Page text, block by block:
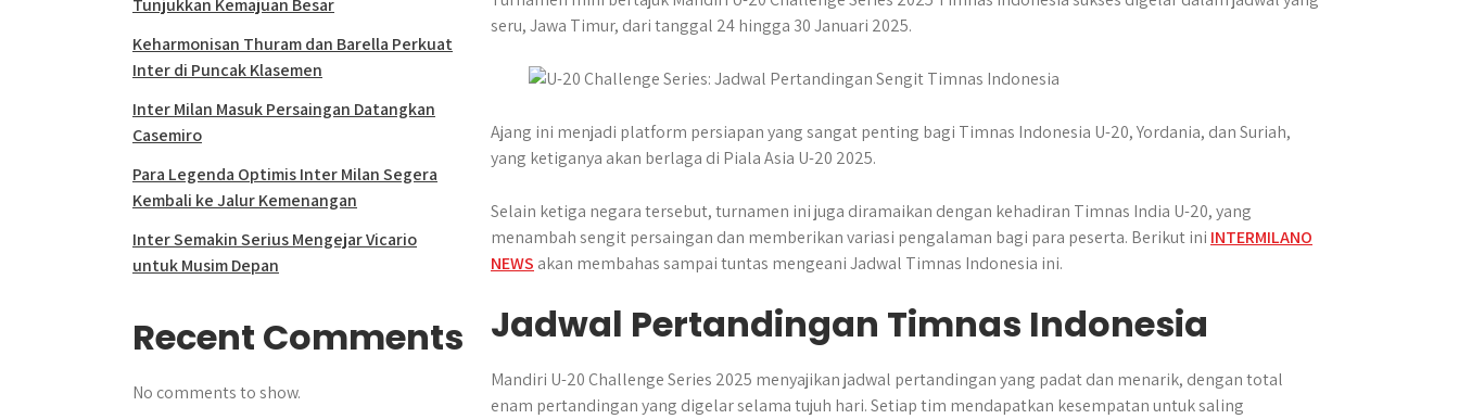
t
t
A
e
o
s
n
r
p
e
seru, Jawa Timur, dari tanggal 24 hingga 30 Januari 2025.
Ajang ini menjadi platform persiapan yang sangat penting bagi Timnas Indonesia U-20, Yordania, dan Suriah,
yang ketiganya akan berlaga di Piala Asia U-20 2025.
Selain ketiga negara tersebut, turnamen ini juga diramaikan dengan kehadiran Timnas India U-20, yang
menambah sengit persaingan dan memberikan variasi pengalaman bagi para peserta. Berikut ini INTERMILANO
NEWS akan membahas sampai tuntas mengeani Jadwal Timnas Indonesia ini.
Jadwal Pertandingan Timnas Indonesia
Mandiri U-20 Challenge Series 2025 menyajikan jadwal pertandingan yang padat dan menarik, dengan total
enam pertandingan yang digelar selama tujuh hari. Setiap tim mendapatkan kesempatan untuk saling
Tunjukkan Kemajuan Besar
Keharmonisan Thuram dan Barella Perkuat
Inter di Puncak Klasemen
Inter Milan Masuk Persaingan Datangkan
Casemiro
Para Legenda Optimis Inter Milan Segera
Kembali ke Jalur Kemenangan
Inter Semakin Serius Mengejar Vicario
untuk Musim Depan
Recent Comments
No comments to show.